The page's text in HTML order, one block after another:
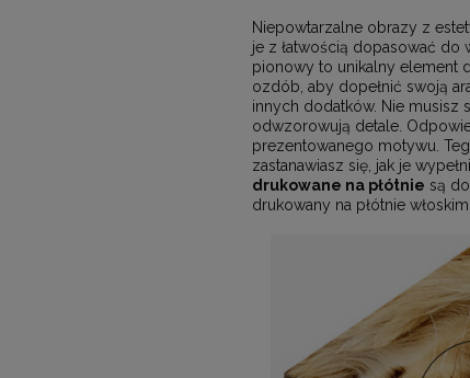
Niepowtarzalne obrazy z
je z łatwością dopasować
pionowy to unikalny element
ozdób, aby dopełnić swoją
innych dodatków. Nie musisz
odwzorowują detale.
prezentowanego motywu.
zastanawiasz się, jak je
drukowane na płótnie są
drukowany na płótnie